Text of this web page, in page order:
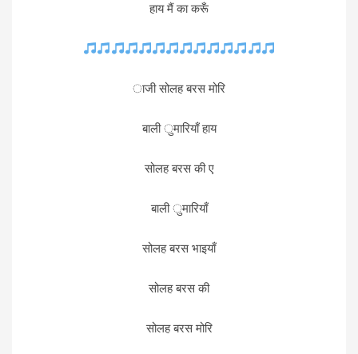
हाय मैं का करूँ
ाजी सोलह बरस मोरि
बाली ुमारियाँ हाय
सोलह बरस की ए
बाली ुमारियाँ
सोलह बरस भाइयाँ
सोलह बरस की
सोलह बरस मोरि